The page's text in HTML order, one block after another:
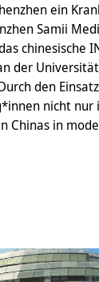
ein
Samii
chinesische
der
den
nicht nur
Chinas in